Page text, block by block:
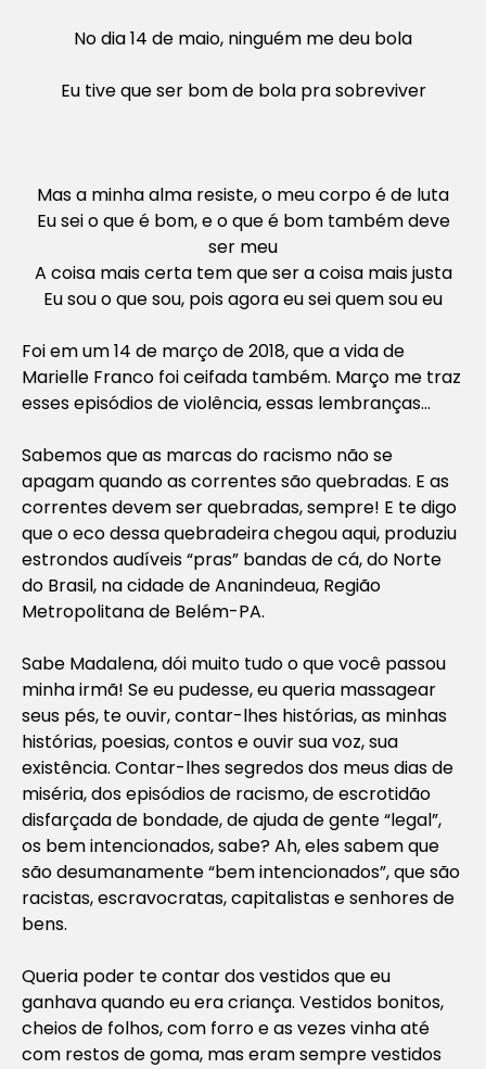
No dia 14 de maio, ninguém me deu bola
Eu tive que ser bom de bola pra sobreviver
Mas a minha alma resiste, o meu corpo é de luta
Eu sei o que é bom, e o que é bom também deve
ser meu
A coisa mais certa tem que ser a coisa mais justa
Eu sou o que sou, pois agora eu sei quem sou eu
Foi em um 14 de março de 2018, que a vida de
Marielle Franco foi ceifada também. Março me traz
esses episódios de violência, essas lembranças…
Sabemos que as marcas do racismo não se
apagam quando as correntes são quebradas. E as
correntes devem ser quebradas, sempre! E te digo
que o eco dessa quebradeira chegou aqui, produziu
estrondos audíveis “pras” bandas de cá, do Norte
do Brasil, na cidade de Ananindeua, Região
Metropolitana de Belém-PA.
Sabe Madalena, dói muito tudo o que você passou
minha irmã! Se eu pudesse, eu queria massagear
seus pés, te ouvir, contar-lhes histórias, as minhas
histórias, poesias, contos e ouvir sua voz, sua
existência. Contar-lhes segredos dos meus dias de
miséria, dos episódios de racismo, de escrotidão
disfarçada de bondade, de ajuda de gente “legal”,
os bem intencionados, sabe? Ah, eles sabem que
são desumanamente “bem intencionados”, que são
racistas, escravocratas, capitalistas e senhores de
bens.
Queria poder te contar dos vestidos que eu
ganhava quando eu era criança. Vestidos bonitos,
cheios de folhos, com forro e as vezes vinha até
com restos de goma, mas eram sempre vestidos